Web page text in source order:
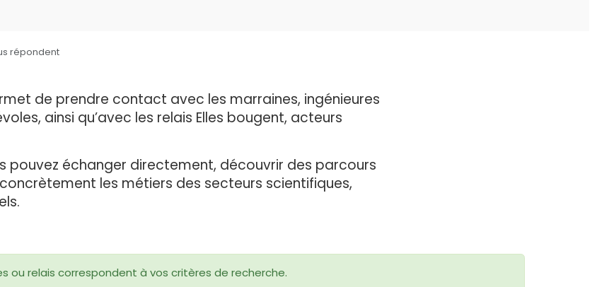
répondent
de prendre contact avec les marraines, ingénieures
ainsi qu’avec les relais Elles bougent, acteurs
pouvez échanger directement, découvrir des parcours
les métiers des secteurs scientifiques,
ou relais correspondent à vos critères de recherche.